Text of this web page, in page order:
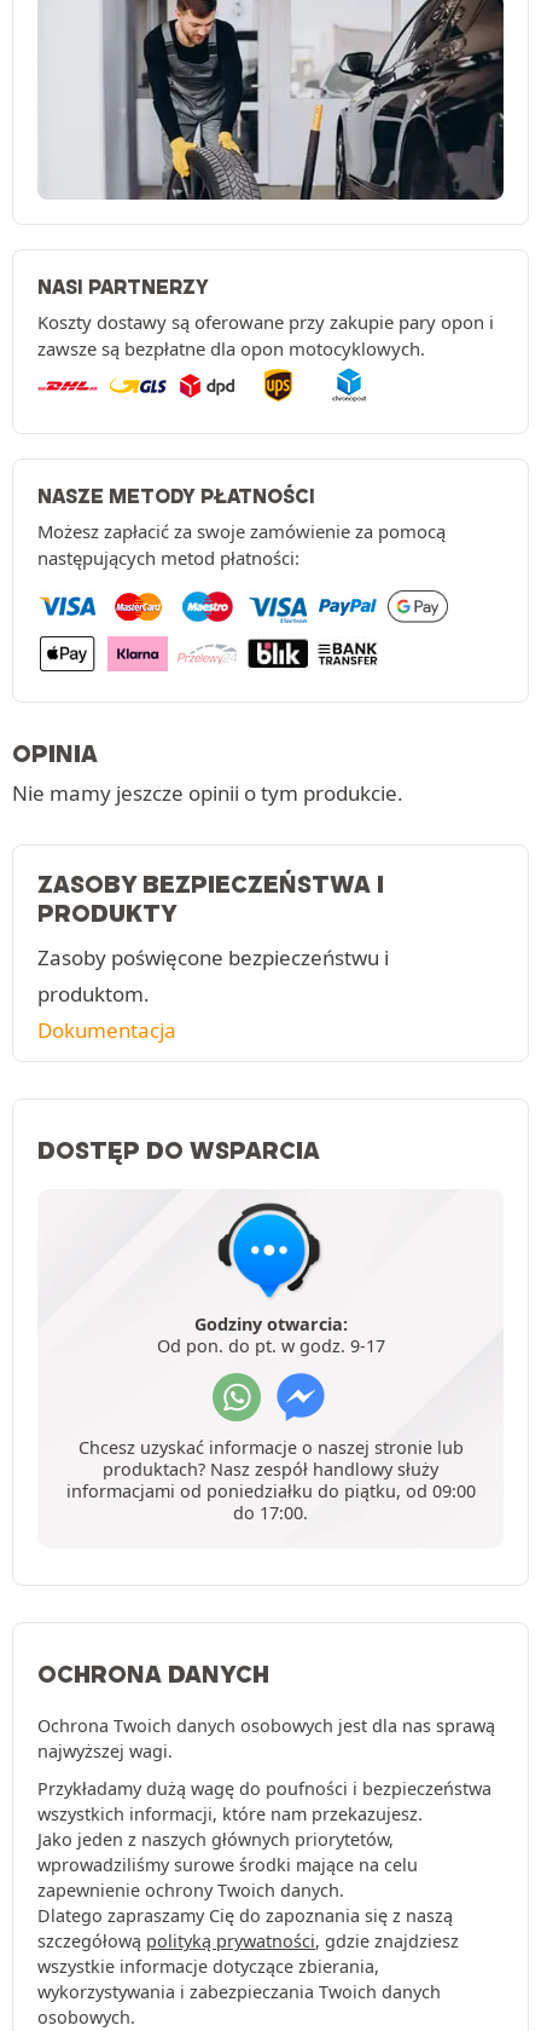
NASI PARTNERZY
Koszty dostawy są oferowane przy zakupie pary opon i
zawsze są bezpłatne dla opon motocyklowych.
NASZE METODY PŁATNOŚCI
Możesz zapłacić za swoje zamówienie za pomocą
następujących metod płatności:
OPINIA
Nie mamy jeszcze opinii o tym produkcie.
ZASOBY BEZPIECZEŃSTWA I
PRODUKTY
Zasoby poświęcone bezpieczeństwu i
produktom.
Dokumentacja
DOSTĘP DO WSPARCIA
Godziny otwarcia:
Od pon. do pt. w godz. 9-17
Chcesz uzyskać informacje o naszej stronie lub
produktach? Nasz zespół handlowy służy
informacjami od poniedziałku do piątku, od 09:00
do 17:00.
OCHRONA DANYCH
Ochrona Twoich danych osobowych jest dla nas sprawą
najwyższej wagi.
Przykładamy dużą wagę do poufności i bezpieczeństwa
wszystkich informacji, które nam przekazujesz.
Jako jeden z naszych głównych priorytetów,
wprowadziliśmy surowe środki mające na celu
zapewnienie ochrony Twoich danych.
Dlatego zapraszamy Cię do zapoznania się z naszą
szczegółową polityką prywatności, gdzie znajdziesz
wszystkie informacje dotyczące zbierania,
wykorzystywania i zabezpieczania Twoich danych
osobowych.